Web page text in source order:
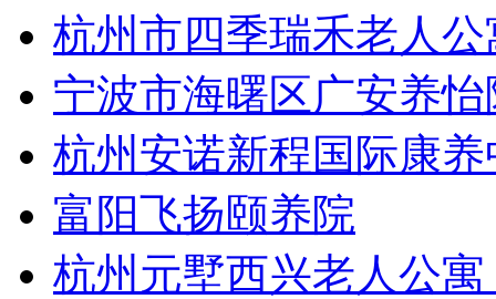
杭州市四季瑞禾老人公
宁波市海曙区广安养怡
杭州安诺新程国际康养
富阳飞扬颐养院
杭州元墅西兴老人公